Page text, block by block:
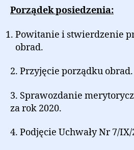
Porządek posiedzenia:
Powitanie i stwierdzenie
obrad.
2. Przyjęcie porządku obrad.
3. Sprawozdanie
za rok 2020.
4. Podjęcie Uchwały Nr 7/IX/